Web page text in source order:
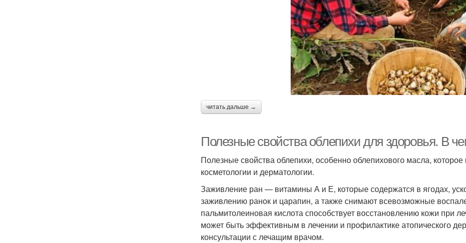
читать дальше →
Полезные свойства облепихи для здоровья. В
Полезные свойства облепихи, особенно облепихового масла,
косметологии и дерматологии.
Заживление ран — витамины А и Е, которые содержатся в ягодах,
заживлению ранок и царапин, а также снимают всевозможные
пальмитолеиновая кислота способствует восстановлению кожи при
может быть эффективным в лечении и профилактике атопического
консультации с лечащим врачом.